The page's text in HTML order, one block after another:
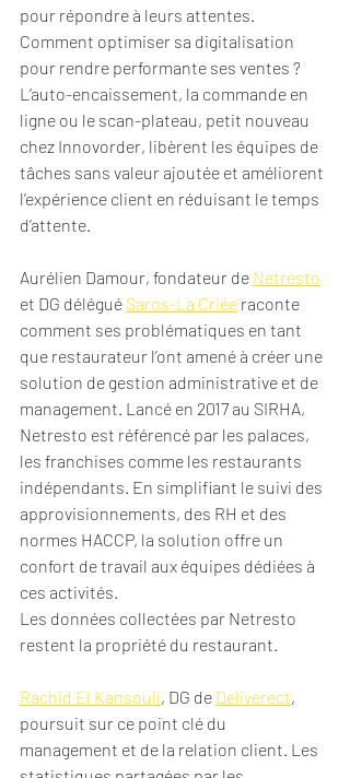
pour répondre à leurs attentes.
Comment optimiser sa digitalisation
pour rendre performante ses ventes ?
L’auto-encaissement, la commande en
ligne ou le scan-plateau, petit nouveau
chez Innovorder, libèrent les équipes de
tâches sans valeur ajoutée et améliorent
l’expérience client en réduisant le temps
d’attente.
Aurélien Damour, fondateur de Netresto
et DG délégué Saros-La Criée raconte
comment ses problématiques en tant
que restaurateur l’ont amené à créer une
solution de gestion administrative et de
management. Lancé en 2017 au SIRHA,
Netresto est référencé par les palaces,
les franchises comme les restaurants
indépendants. En simplifiant le suivi des
approvisionnements, des RH et des
normes HACCP, la solution offre un
confort de travail aux équipes dédiées à
ces activités.
Les données collectées par Netresto
restent la propriété du restaurant.
Rachid El Kansouli, DG de Deliverect,
poursuit sur ce point clé du
management et de la relation client. Les